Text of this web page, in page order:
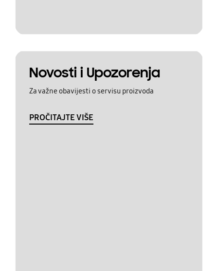
Novosti i Upozorenja
Za važne obavijesti o servisu proizvoda
PROČITAJTE VIŠE